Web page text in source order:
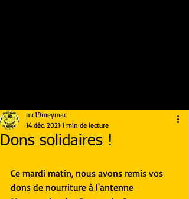
Dons solidaires !
mc19meymac
14 déc. 2021 1 min de lecture
Ce mardi matin, nous avons remis vos
dons de nourriture à l'antenne